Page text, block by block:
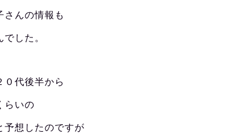
さんの情報も
した。
０代後半から
らいの
予想したのですが